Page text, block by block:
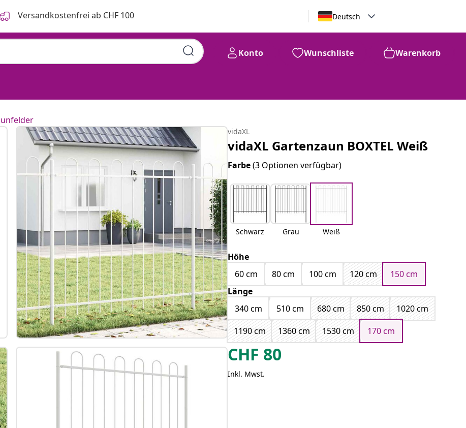
Versandkostenfrei ab CHF 100 Deutsch
Konto Wunschliste Warenkorb
vidaXL
vidaXL Gartenzaun BOXTEL Weiß
Farbe(3 Optionen verfügbar)
Schwarz Grau Weiß
Höhe
60 cm
80 cm 100 cm 120 cm
150 cm
Länge
340 cm
510 cm 680 cm 850 cm
1020 cm
1190 cm
1360 cm 1530 cm 170 cm
CHF 80
Inkl. Mwst.